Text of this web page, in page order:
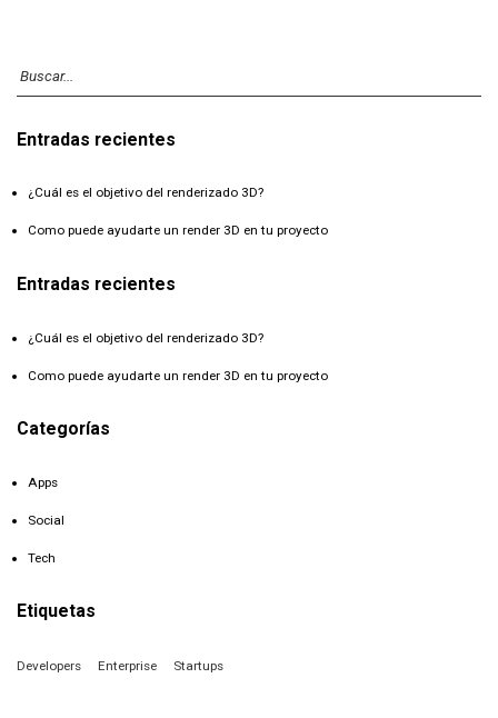
Entradas recientes
¿Cuál es el objetivo del renderizado 3D?
Como puede ayudarte un render 3D en tu proyecto
Entradas recientes
¿Cuál es el objetivo del renderizado 3D?
Como puede ayudarte un render 3D en tu proyecto
Categorías
Apps
Social
Tech
Etiquetas
Developers Enterprise Startups